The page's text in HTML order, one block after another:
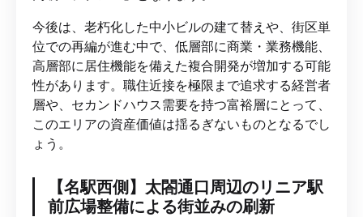
今後は、老朽化した中小ビルの建て替えや、街区単
位での再編が進む中で、低層部に商業・業務機能、
高層部に居住機能を備えた複合開発が増加する可能
性があります。職住近接を極限まで追求する経営者
層や、セカンドハウス需要を持つ富裕層にとって、
このエリアの資産価値は揺るぎないものとなるでし
ょう。
【名駅西側】太閤通口周辺のリニア駅
前広場整備による街並みの刷新